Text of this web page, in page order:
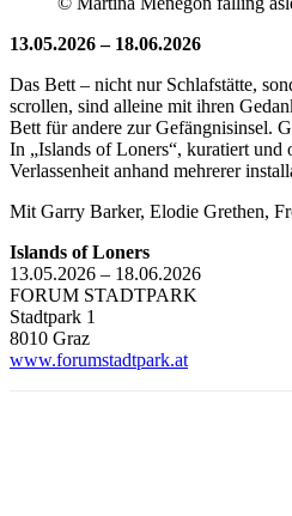
13.05.2026 – 18.06.2026
Das Bett – nicht nur Schlafstätte,
scrollen, sind alleine mit ihren
Bett für andere zur Gefängnisinsel.
In „Islands of Loners“, kuratiert
Verlassenheit anhand mehrerer
Mit Garry Barker, Elodie Grethen,
Islands of Loners
13.05.2026 – 18.06.2026
FORUM STADTPARK
Stadtpark 1
8010 Graz
www.forumstadtpark.at